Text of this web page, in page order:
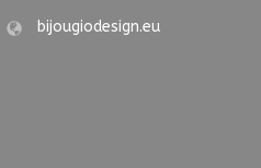
bijougiodesign.eu